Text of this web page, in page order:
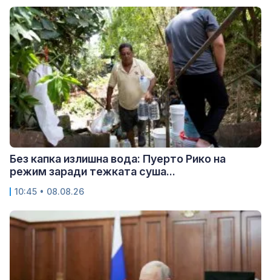
Без капка излишна вода: Пуерто Рико на
режим заради тежката суша...
10:45 • 08.08.26